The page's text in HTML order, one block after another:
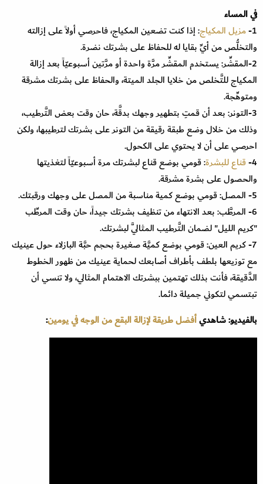
في المساء
1- مزيل المكياج:إذا كنت تضعين المكياج، فاحرصي أولاً على إزالته
والتخلُّص من أيِّ بقايا له للحفاظ على بشرتك نضرة.
2-المقشِّر: يستخدم المقشِّر مرَّة واحدة أو مرَّتين أسبوعيّاً بعد إزالة
المكياج للتَّخلص من خلايا الجلد الميتة، والحفاظ على بشرتك مشرقة
ومتوهِّجة.
3-التونر: بعد أن قمتِ بتطهير وجهك بدقَّة، حان وقت بعض التَّرطيب،
وذلك من خلال وضع طبقة رقيقة من التونر على بشرتك لترطيبها، ولكن
احرصي على أن لا يحتوي على الكحول.
4- قناع للبشرة: قومي بوضع قناع لبشرتك مرة أسبوعيّاً لتغذيتها
والحصول على بشرة مشرقة.
5- المصل: قومي بوضع كمية مناسبة من المصل على وجهك ورقبتك
.
6- المرطَّب: بعد الانتهاء من تنظيف بشرتك جيداً، حان وقت المرطِّب
"كريم الليل" لضمان التَّرطيب المثاليَّ لبشرتك.
7- كريم العين
:قومي بوضع كميَّة صغيرة بحجم حبَّة البازلاء حول عينيك
مع توزيعها بلطف بأطراف أصابعك لحماية عينيك من ظهور الخطوط
الدَّقيقة، فأنت بذلك تهتمين ببشرتك الاهتمام المثالي، ولا تنسي أن
تبتسمي لتكوني جميلة دائما.
بالفيديو: شاهديأفضل طريقة لإزالة البقع من الوجه في يومين: